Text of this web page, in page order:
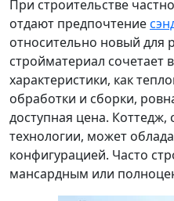
При строительстве
отдают предпочтение
относительно новый для
стройматериал сочетает
характеристики, как
обработки и сборки,
доступная цена.
технологии, может
конфигурацией. Часто
мансардным или